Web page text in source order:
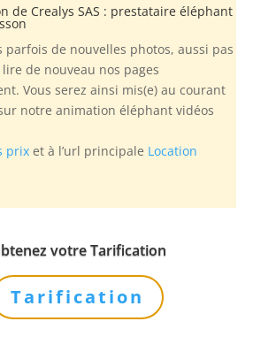
de Crealys SAS : prestataire éléphant
parfois de nouvelles photos, aussi pas
lire de nouveau nos pages
Vous serez ainsi mis(e) au courant
notre animation éléphant vidéos
prixet à l’url principale Location
votre Tarification
Tarification